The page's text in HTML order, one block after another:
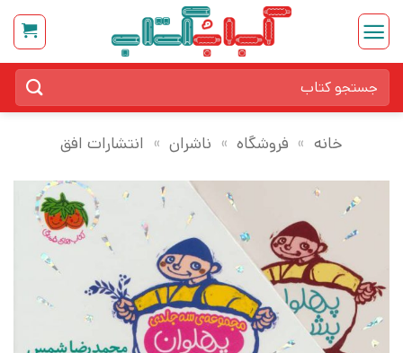
Skip
content
برای:
خانه » فروشگاه » ناشران » انتشارات افق